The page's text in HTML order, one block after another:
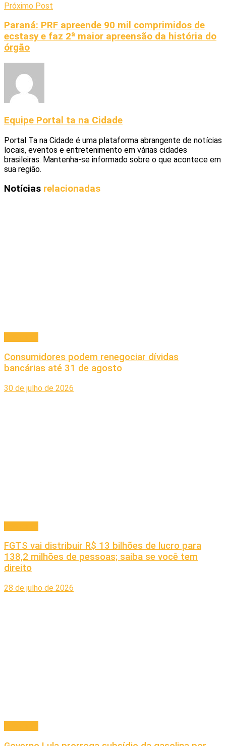
Próximo Post
Paraná: PRF apreende 90 mil comprimidos de
ecstasy e faz 2ª maior apreensão da história do
órgão
Equipe Portal ta na Cidade
Portal Ta na Cidade é uma plataforma abrangente de notícias
locais, eventos e entretenimento em várias cidades
brasileiras. Mantenha-se informado sobre o que acontece em
sua região.
Notícias relacionadas
Consumidores podem renegociar dívidas
bancárias até 31 de agosto
30 de julho de 2026
FGTS vai distribuir R$ 13 bilhões de lucro para
138,2 milhões de pessoas; saiba se você tem
direito
28 de julho de 2026